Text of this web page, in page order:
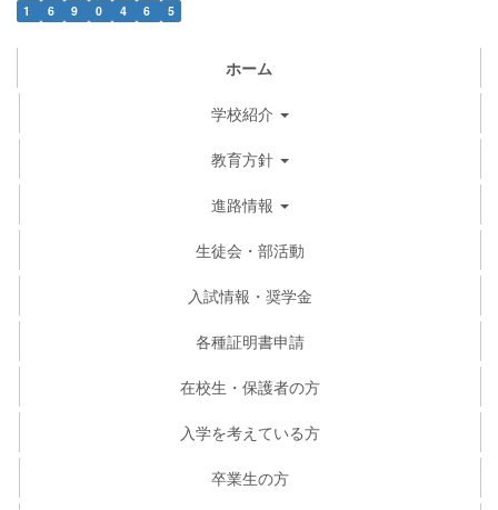
1 6 9 0 4 6 5
ホーム
学校紹介
教育方針
進路情報
生徒会・部活動
入試情報・奨学金
各種証明書申請
在校生・保護者の方
入学を考えている方
卒業生の方